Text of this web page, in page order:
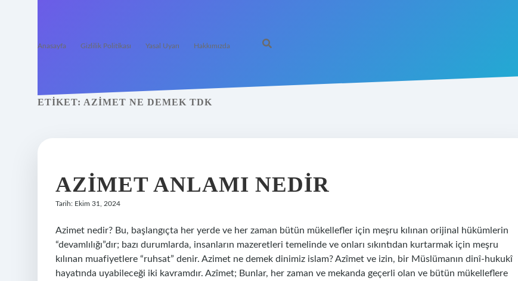
Anasayfa Gizlilik Politikası Yasal Uyarı Hakkımızda
ETIKET: AZIMET NE DEMEK TDK
AZIMET ANLAMI NEDIR
Tarih: Ekim 31, 2024
Azimet nedir? Bu, başlangıçta her yerde ve her zaman bütün mükellefler için meşru kılınan orijinal hükümlerin
“devamlılığı”dır; bazı durumlarda, insanların mazeretleri temelinde ve onları sıkıntıdan kurtarmak için meşru
kılınan muafiyetlere “ruhsat” denir. Azimet ne demek dinimiz islam? Azîmet ve izin, bir Müslümanın dinî-hukukî
hayatında uyabileceği iki kavramdır. Azîmet; Bunlar, her zaman ve mekanda geçerli olan ve bütün mükelleflere